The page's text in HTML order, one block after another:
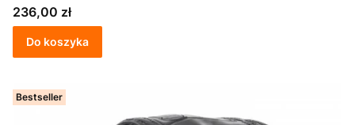
Cena
236,00 zł
Do koszyka
Bestseller